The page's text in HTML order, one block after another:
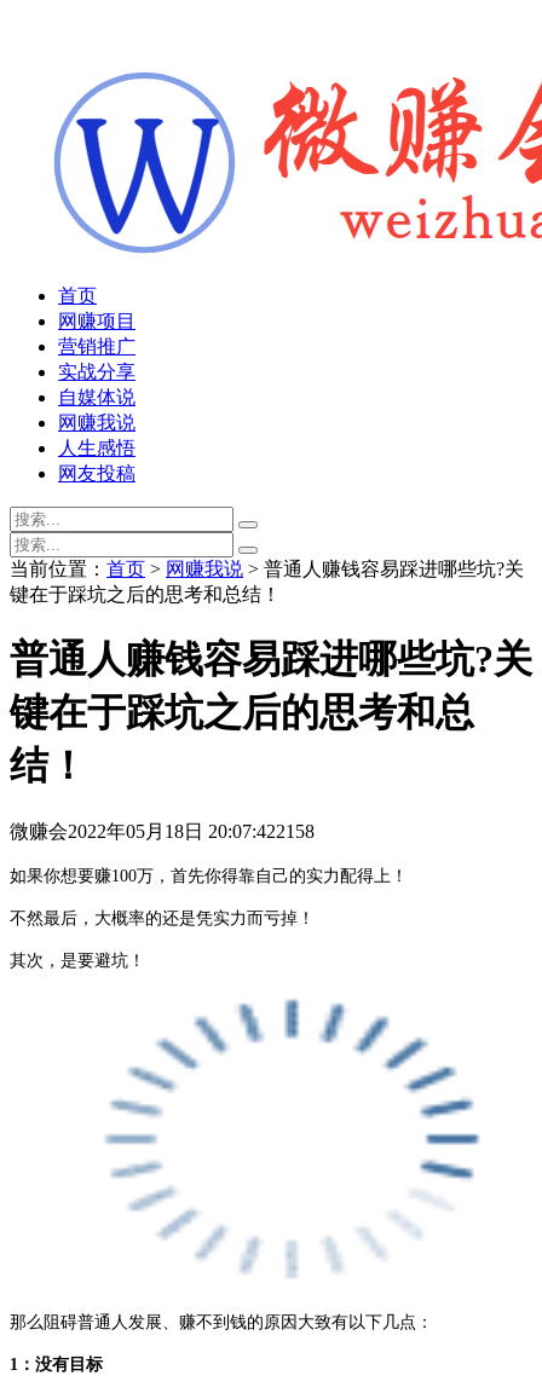
首页
网赚项目
营销推广
实战分享
自媒体说
网赚我说
人生感悟
网友投稿
当前位置： 首页 > 网赚我说 > 普通人赚钱容易踩进哪些坑?关
键在于踩坑之后的思考和总结！
普通人赚钱容易踩进哪些坑?关
键在于踩坑之后的思考和总
结！
微赚会2022年05月18日 20:07:422158
如果你想要赚100万，首先你得靠自己的实力配得上！
不然最后，大概率的还是凭实力而亏掉！
其次，是要避坑！
那么阻碍普通人发展、赚不到钱的原因大致有以下几点：
1：没有目标